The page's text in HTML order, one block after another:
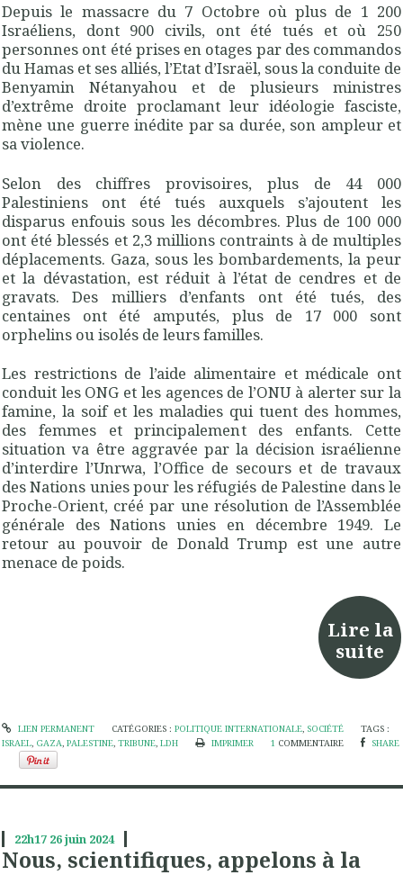
Depuis le massacre du 7 Octobre où plus de 1 200
Israéliens, dont 900 civils, ont été tués et où 250
personnes ont été prises en otages par des commandos
du Hamas et ses alliés, l’Etat d’Israël, sous la conduite de
Benyamin Nétanyahou et de plusieurs ministres
d’extrême droite proclamant leur idéologie fasciste,
mène une guerre inédite par sa durée, son ampleur et
sa violence.
Selon des chiffres provisoires, plus de 44 000
Palestiniens ont été tués auxquels s’ajoutent les
disparus enfouis sous les décombres. Plus de 100 000
ont été blessés et 2,3 millions contraints à de multiples
déplacements. Gaza, sous les bombardements, la peur
et la dévastation, est réduit à l’état de cendres et de
gravats. Des milliers d’enfants ont été tués, des
centaines ont été amputés, plus de 17 000 sont
orphelins ou isolés de leurs familles.
Les restrictions de l’aide alimentaire et médicale ont
conduit les ONG et les agences de l’ONU à alerter sur la
famine, la soif et les maladies qui tuent des hommes,
des femmes et principalement des enfants. Cette
situation va être aggravée par la décision israélienne
d’interdire l’Unrwa, l’Office de secours et de travaux
des Nations unies pour les réfugiés de Palestine dans le
Proche-Orient, créé par une résolution de l’Assemblée
générale des Nations unies en décembre 1949. Le
retour au pouvoir de Donald Trump est une autre
menace de poids.
Lire la
suite
LIEN PERMANENT CATÉGORIES : POLITIQUE INTERNATIONALE, SOCIÉTÉ
TAGS :
ISRAEL, GAZA, PALESTINE, TRIBUNE, LDH IMPRIMER 1 COMMENTAIRE SHARE
22h17 26juin 2024
Nous, scientifiques, appelons à la